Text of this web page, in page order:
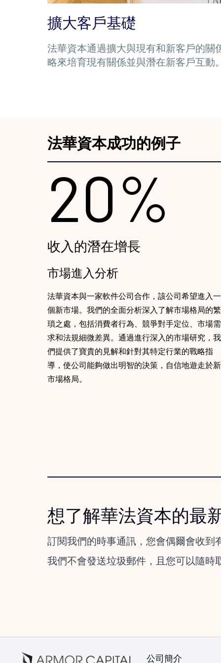
擴大客戶基礎
法華資本通過擴大與現有和新客戶的關
略來培育現有關係並與潛在新客戶互動
法華資本成功的例子
20%
收入的潛在增長
市場進入分析
法華資本與一家軟件公司合作，該公司希望進入一
個新市場。我們的全面分析深入了解市場格局的繁
瑣之處，包括消費者行為、競爭對手定位、市場需
求和法規細微差異。通過進行深入的市場研究，我
們提供了寶貴的見解和針對其特定行業的戰略指
導，使公司能夠做出明智的決策，自信地遊走於新
市場格局。
想了解華法資本的最
訂閱我們的時事通訊，您會偶爾會收
我們不會發送垃圾郵件，且您可以隨時
公司簡介